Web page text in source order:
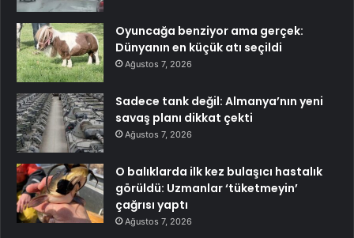
Oyuncağa benziyor ama gerçek:
Dünyanın en küçük atı seçildi
Ağustos 7, 2026
Sadece tank değil: Almanya’nın yeni
savaş planı dikkat çekti
Ağustos 7, 2026
O balıklarda ilk kez bulaşıcı hastalık
görüldü: Uzmanlar ‘tüketmeyin’
çağrısı yaptı
Ağustos 7, 2026